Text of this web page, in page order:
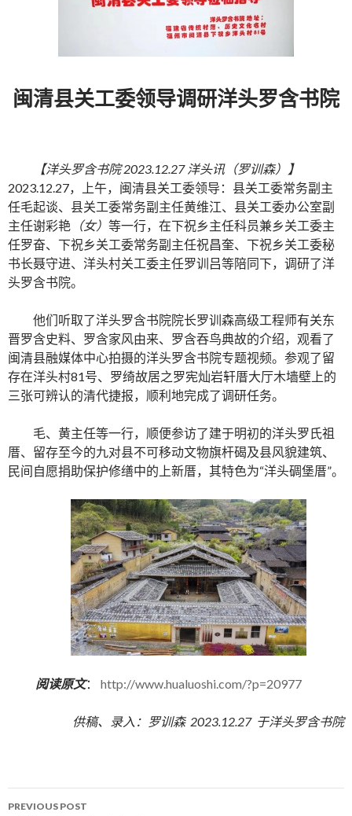
闽清县关工委领导调研洋头罗含书院
【洋头罗含书院 2023.12.27 洋头讯（罗训森）】
2023.12.27，上午，闽清县关工委领导：县关工委常务副主
任毛起谈、县关工委常务副主任黄维江、县关工委办公室副
主任谢彩艳 （女） 等一行，在下祝乡主任科员兼乡关工委主
任罗奋、下祝乡关工委常务副主任祝昌奎、下祝乡关工委秘
书长聂守进、洋头村关工委主任罗训吕等陪同下，调研了洋
头罗含书院。
他们听取了洋头罗含书院院长罗训森高级工程师有关东
晋罗含史料、罗含家风由来、罗含吞鸟典故的介绍，观看了
闽清县融媒体中心拍摄的洋头罗含书院专题视频。参观了留
存在洋头村81号、罗绮故居之罗宪灿岩轩厝大厅木墙壁上的
三张可辨认的清代捷报，顺利地完成了调研任务。
毛、黄主任等一行，顺便参访了建于明初的洋头罗氏祖
厝、留存至今的九对县不可移动文物旗杆碣及县风貌建筑、
民间自愿捐助保护修缮中的上新厝，其特色为“洋头碉堡厝”。
阅读原文： http://www.hualuoshi.com/?p=20977
供稿、录入：罗训森 2023.12.27 于洋头罗含书院
PREVIOUS POST